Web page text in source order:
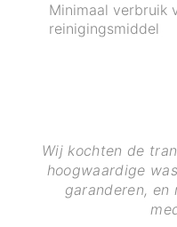
Minimaal verbruik
reinigingsmiddel
Wij kochten de
hoogwaardige
garanderen,